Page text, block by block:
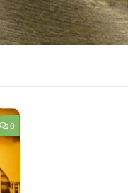
0